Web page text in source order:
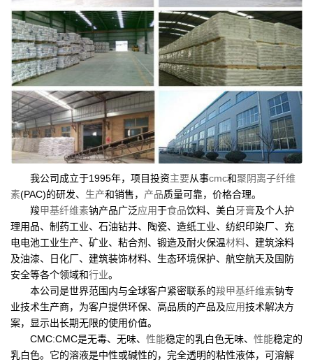
我公司成立于1995年，项目投资主要从事cmc和聚阴离子纤维
素(PAC)的研发、 生产和销售， 产品质量可靠，价格合理。
羧甲基纤维素钠产品广泛应用于食品饮料、美白牙膏及个人护
理用品、制药工业、石油钻井、陶瓷、造纸工业、纺织印染厂、充
电电池工业生产、矿业、粘合剂、锻造及耐火保温材料、建筑涂料
及油漆、日化厂、建筑装饰材料、生态环境保护、航空航天及国防
安全等各个领域和行业。
本公司是世界范围内与全球客户紧密联系的羧甲基纤维素钠专
业技术生产商，为客户提供环保、高品质的产品及应用技术解决方
案，显示出长期无限的使用价值。
CMC:CMC是无毒、无味、 性能稳定的乳白色无味、 性能稳定的
乳白色。它的溶液是中性或碱性的，完全透明的粘性液体，可溶解